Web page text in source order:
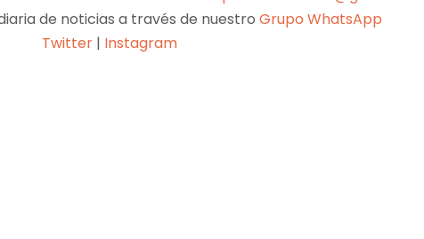
de noticias a través de nuestroGrupo WhatsApp
Twitter | Instagram